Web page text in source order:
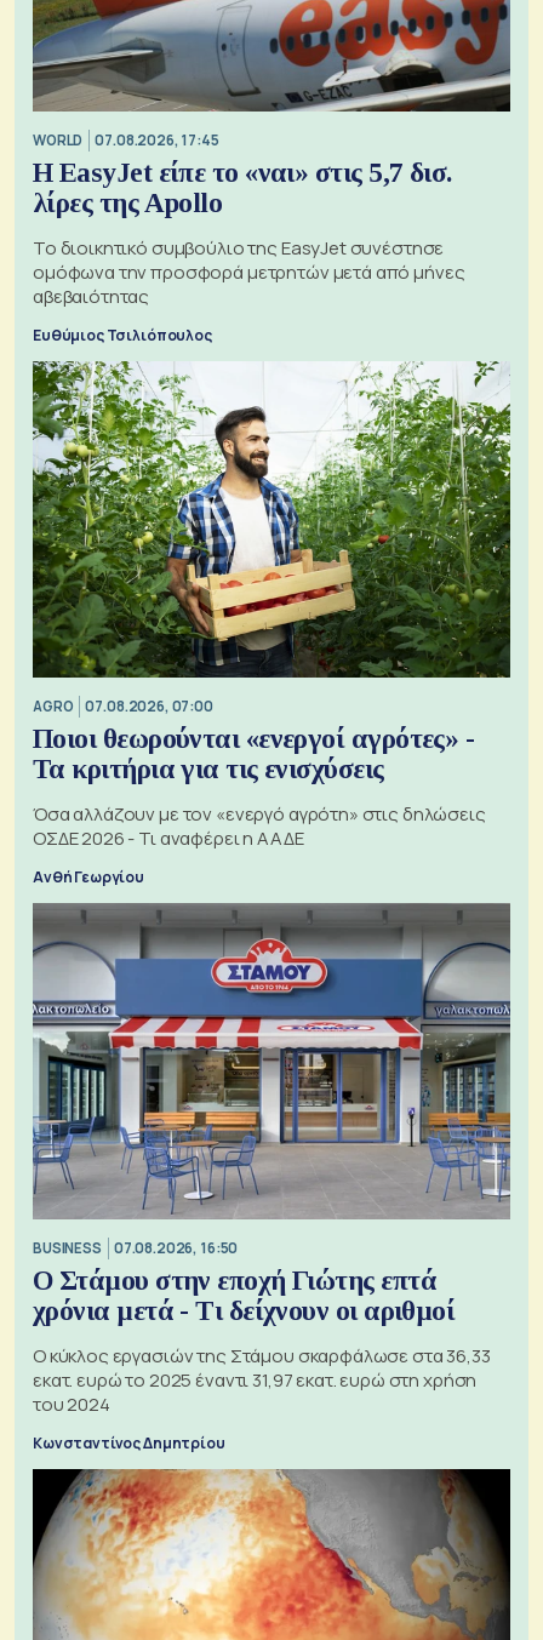
WORLD 07.08.2026, 17:45
Η EasyJet είπε το «ναι» στις 5,7 δισ.
λίρες της Apollo
Το διοικητικό συμβούλιο της EasyJet συνέστησε
ομόφωνα την προσφορά μετρητών μετά από μήνες
αβεβαιότητας
Ευθύμιος Τσιλιόπουλος
AGRO 07.08.2026, 07:00
Ποιοι θεωρούνται «ενεργοί αγρότες» -
Τα κριτήρια για τις ενισχύσεις
Όσα αλλάζουν με τον «ενεργό αγρότη» στις δηλώσεις
ΟΣΔΕ 2026 - Τι αναφέρει η ΑΑΔΕ
Ανθή Γεωργίου
BUSINESS 07.08.2026, 16:50
Ο Στάμου στην εποχή Γιώτης επτά
χρόνια μετά - Τι δείχνουν οι αριθμοί
Ο κύκλος εργασιών της Στάμου σκαρφάλωσε στα 36,33
εκατ. ευρώ το 2025 έναντι 31,97 εκατ. ευρώ στη χρήση
του 2024
Κωνσταντίνος Δημητρίου